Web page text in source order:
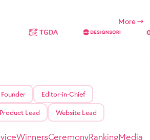
More
Founder Editor-in-Chief
Product Lead Website Lead
WinnersCeremonyRankingMedia